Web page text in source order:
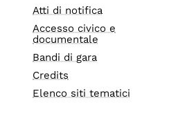
Atti di notifica
Accesso civico e
documentale
Bandi di gara
Credits
Elenco siti tematici